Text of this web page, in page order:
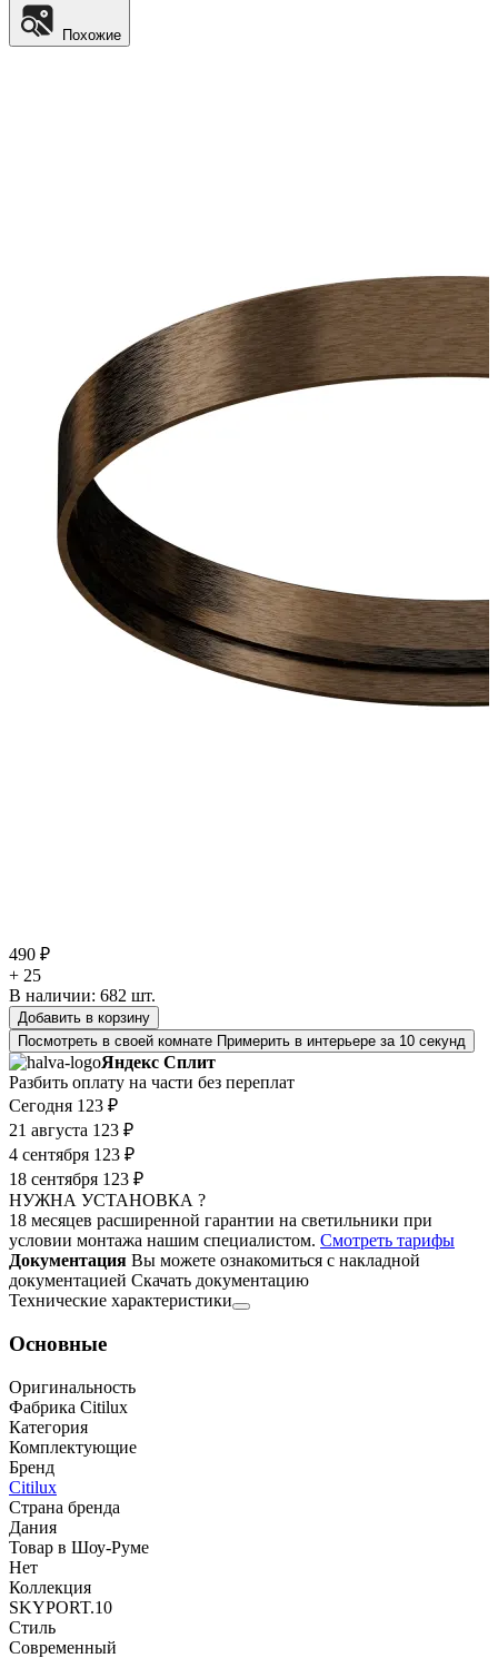
Похожие
490 ₽
+ 25
В наличии: 682 шт.
Добавить в корзину
Посмотреть в своей комнате Примерить в интерьере за 10 секунд
Яндекс Сплит
Разбить оплату на части без переплат
Сегодня 123 ₽
21 августа 123 ₽
4 сентября 123 ₽
18 сентября 123 ₽
НУЖНА УСТАНОВКА ?
18 месяцев расширенной гарантии на светильники при
условии монтажа нашим специалистом. Смотреть тарифы
Документация Вы можете ознакомиться с накладной
документацией Скачать документацию
Технические характеристики
Основные
Оригинальность
Фабрика Citilux
Категория
Комплектующие
Бренд
Citilux
Страна бренда
Дания
Товар в Шоу-Руме
Нет
Коллекция
SKYPORT.10
Стиль
Современный